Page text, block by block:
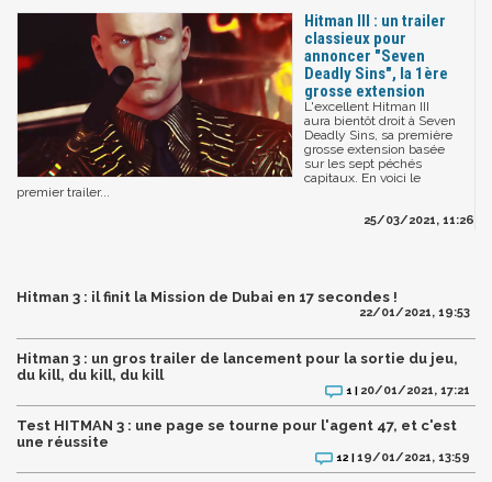
Hitman III : un trailer
classieux pour
annoncer "Seven
Deadly Sins", la 1ère
grosse extension
L'excellent Hitman III
aura bientôt droit à Seven
Deadly Sins, sa première
grosse extension basée
sur les sept péchés
capitaux. En voici le
premier trailer...
25/03/2021, 11:26
Hitman 3 : il finit la Mission de Dubai en 17 secondes !
22/01/2021, 19:53
Hitman 3 : un gros trailer de lancement pour la sortie du jeu,
du kill, du kill, du kill
1 | 20/01/2021, 17:21
Test HITMAN 3 : une page se tourne pour l'agent 47, et c'est
une réussite
12 |19/01/2021, 13:59